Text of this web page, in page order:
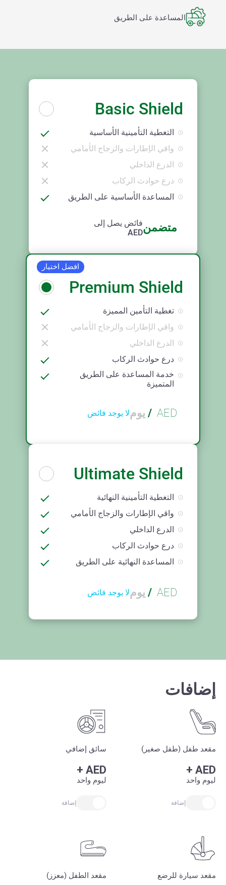
المساعدة على الطريق
Basic Shield
التغطية التأمينية الأساسية
واقي الإطارات والزجاج الأمامي
الدرع الداخلي
درع حوادث الركاب
المساعدة الأساسية على الطريق
متضمنفائض يصل إلى
AED
افضل اختيار
Premium Shield
تغطية التأمين المميزة
واقي الإطارات والزجاج الأمامي
الدرع الداخلي
درع حوادث الركاب
خدمة المساعدة على الطريق
المتميزة
AED
/ يوملا يوجد فائض
Ultimate Shield
التغطية التأمينية النهائية
واقي الإطارات والزجاج الأمامي
الدرع الداخلي
درع حوادث الركاب
المساعدة النهائية على الطريق
AED
/ يوملا يوجد فائض
إضافات
مقعد طفل (طفل صغير)
+AED
ليوم واحد
إضافة
سائق إضافي
+AED
ليوم واحد
إضافة
مقعد سيارة للرضع مقعد الطفل (معزز)